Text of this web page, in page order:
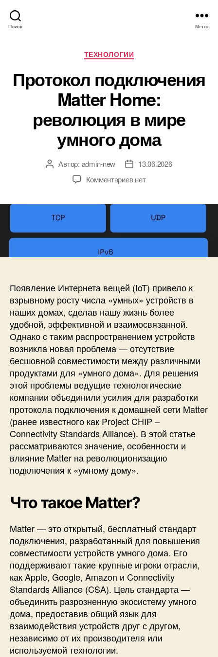
Поиск Меню
Р
у
б
р
и
к
и
ТЕХНОЛОГИИ
Протокол подключения
Matter Home:
революция в мире
умного дома
А
р
з
п
с
Автор: admin-new
Д
т
з
и
и
13.06.2026
Комментариевк
с
т
о
к
о
л
п
о
д
к
л
ч
е
н
и
я
M
a
e
r
o
m
e
р
в
о
л
ю
ц
нет
Появление Интернета вещей (IoT) привело к
взрывному росту числа «умных» устройств в
наших домах, сделав нашу жизнь более
удобной, эффективной и взаимосвязанной.
Однако с таким распространением устройств
возникла новая проблема — отсутствие
бесшовной совместимости между различными
продуктами для «умного дома». Для решения
этой проблемы ведущие технологические
компании объединили усилия для разработки
протокола подключения к домашней сети Matter
(ранее известного как Project CHIP –
Connectivity Standards Alliance). В этой статье
рассматриваются значение, особенности и
влияние Matter на революционизацию
подключения к «умному дому».
Что такое Matter?
Matter — это открытый, бесплатный стандарт
подключения, разработанный для повышения
совместимости устройств умного дома. Его
поддерживают такие крупные игроки отрасли,
как Apple, Google, Amazon и Connectivity
Standards Alliance (CSA). Цель стандарта —
объединить разрозненную экосистему умного
дома, предоставив общий язык для
взаимодействия устройств друг с другом,
независимо от их производителя или
используемой технологии.